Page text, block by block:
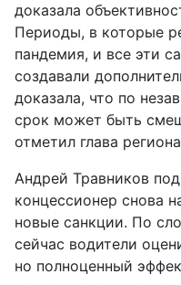
доказала
Периоды, в которые
пандемия, и все эти
создавали
доказала, что по
срок может быть
отметил глава
Андрей Травников
концессионер снова
новые санкции. По
сейчас водители
но полноценный